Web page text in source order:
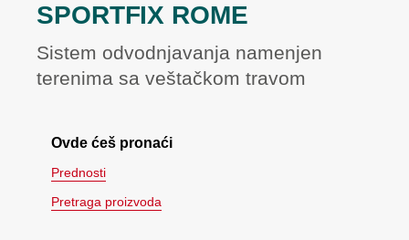
SPORTFIX ROME
Sistem odvodnjavanja namenjen
terenima sa veštačkom travom
Ovde ćeš pronaći
Prednosti
Pretraga proizvoda